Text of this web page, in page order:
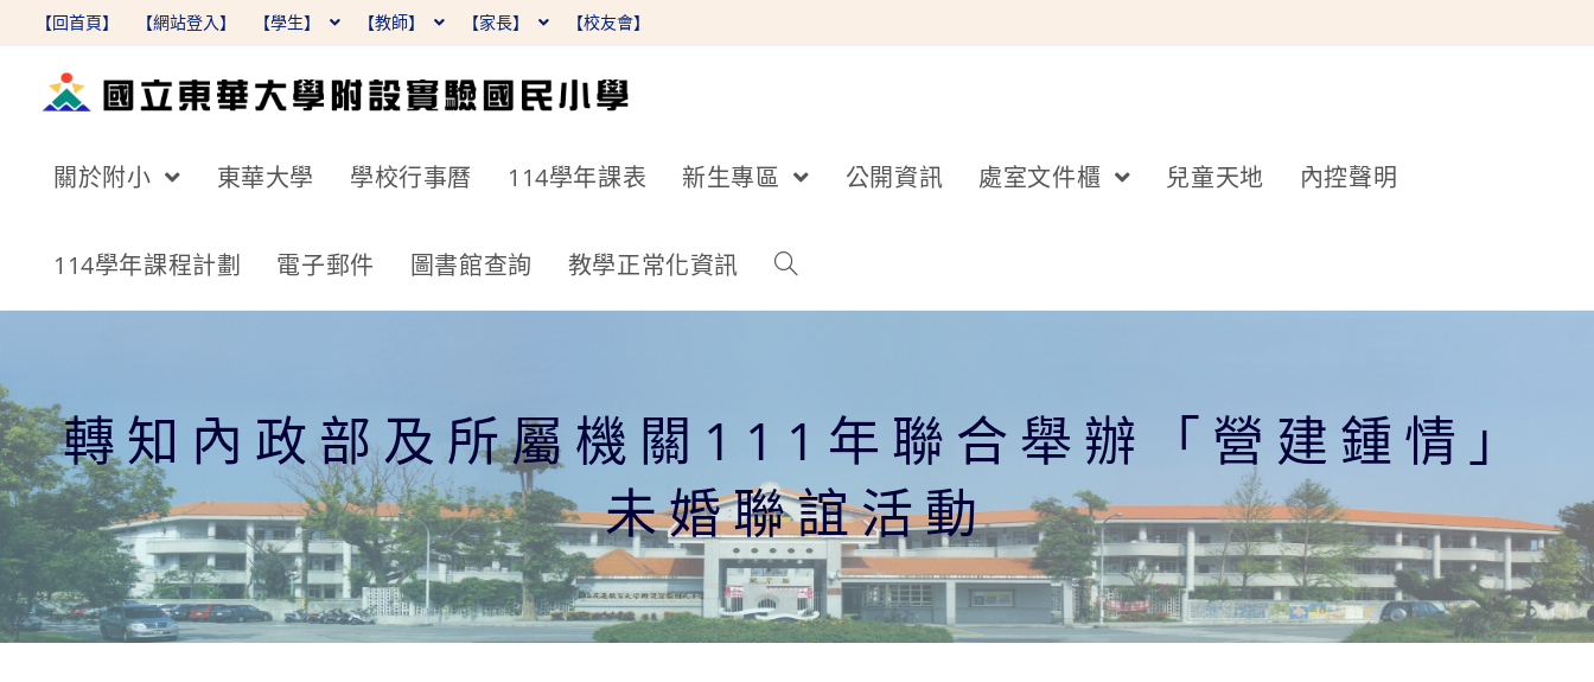
【回首頁】 【網站登入】 【學生】 【教師】 【家長】 【校友會】
關於附小 東華大學 學校行事曆 114學年課表 新生專區 公開資訊 處室文件櫃 兒童天地 內控聲明
114學年課程計劃 電子郵件 圖書館查詢 教學正常化資訊
轉知內政部及所屬機關111年聯合舉辦「營建鍾情」
未婚聯誼活動